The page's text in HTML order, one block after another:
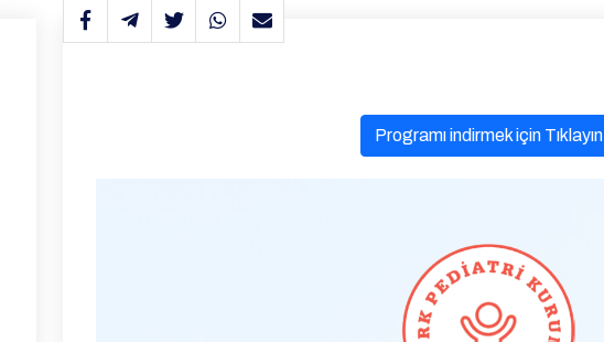
Programı indirmek için Tıklayın